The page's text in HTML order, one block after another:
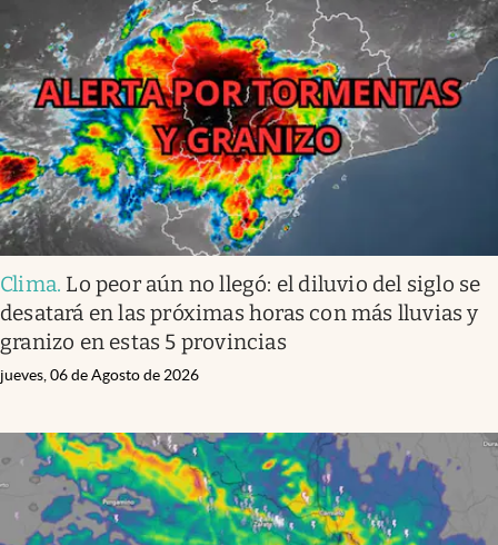
Clima. Lo peor aún no llegó: el diluvio del siglo se
desatará en las próximas horas con más lluvias y
granizo en estas 5 provincias
jueves, 06 de Agosto de 2026